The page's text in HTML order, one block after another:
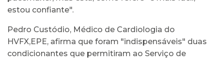
estou confiante".
Pedro Custódio, Médico de Cardiologia do
HVFX,EPE, afirma que foram "indispensáveis" duas
condicionantes que permitiram ao Serviço de